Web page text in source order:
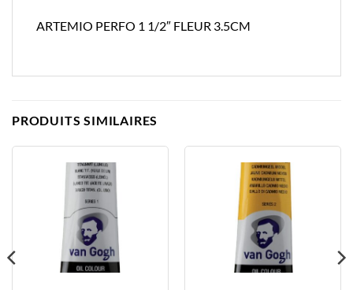
ARTEMIO PERFO 1 1/2″ FLEUR 3.5CM
PRODUITS SIMILAIRES